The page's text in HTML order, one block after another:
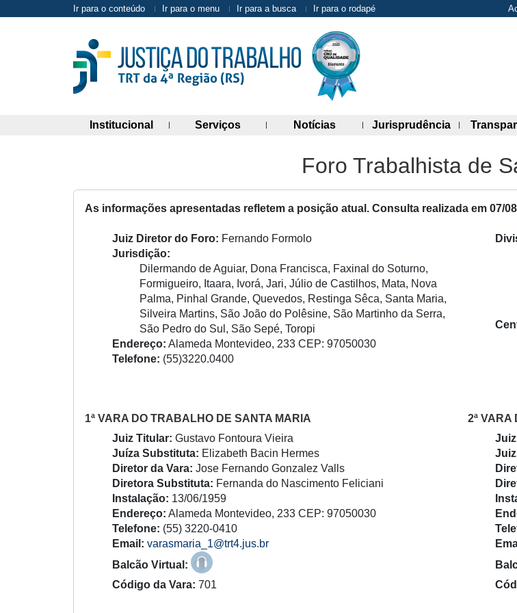
Ir para o conteúdo Ir para o menu Ir para a busca Ir para o rodapé
Institucional(abre painel de links)
Serviços(abre painel de links)
Notícias(abre painel de links)
Jurisprudência(abre painel
Foro Trabalhista de
As informações apresentadas refletem a posição atual. Consulta realizada em 07/
Juiz Diretor do Foro: Fernando Formolo
Jurisdição:
Dilermando de Aguiar, Dona Francisca, Faxinal do Soturno,
Formigueiro, Itaara, Ivorá, Jari, Júlio de Castilhos, Mata, Nova
Palma, Pinhal Grande, Quevedos, Restinga Sêca, Santa Maria,
Silveira Martins, São João do Polêsine, São Martinho da Serra,
São Pedro do Sul, São Sepé, Toropi
Endereço: Alameda Montevideo, 233 CEP: 97050030
Telefone: (55)3220.0400
1ª VARA DO TRABALHO DE SANTA MARIA
Juiz Titular: Gustavo Fontoura Vieira
Juíza Substituta: Elizabeth Bacin Hermes
Diretor da Vara: Jose Fernando Gonzalez Valls
Diretora Substituta: Fernanda do Nascimento Feliciani
Instalação: 13/06/1959
Endereço: Alameda Montevideo, 233 CEP: 97050030
Telefone: (55) 3220-0410
Email: varasmaria_1@trt4.jus.br
Balcão Virtual:
Código da Vara: 701
2ª VARA